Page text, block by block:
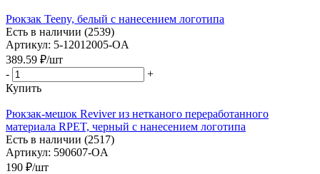
Рюкзак Teeny, белый с нанесением логотипа
Есть в наличии (2539)
Артикул: 5-12012005-OA
389.59 ₽/шт
-
+
Купить
Рюкзак-мешок Reviver из нетканого переработанного
материала RPET, черный с нанесением логотипа
Есть в наличии (2517)
Артикул: 590607-OA
190 ₽/шт